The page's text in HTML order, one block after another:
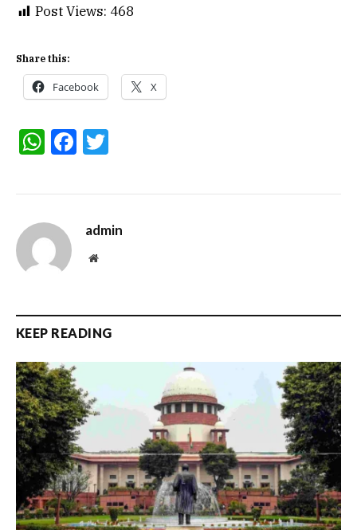
Post Views: 468
Share this:
Facebook X
WhatsApp
Facebook
admin
Website
KEEP READING